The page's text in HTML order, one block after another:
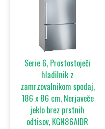
Serie 6, Prostostoječi
hladilnik z
zamrzovalnikom spodaj,
186 x 86 cm, Nerjaveče
jeklo brez prstnih
odtisov, KGN86AIDR